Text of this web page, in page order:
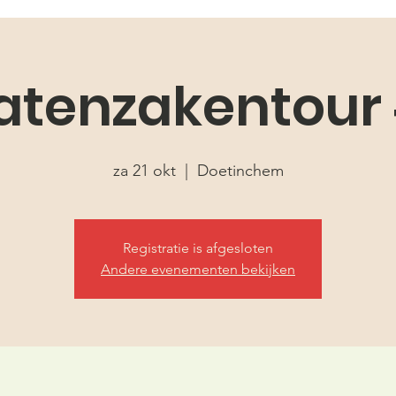
za 21 okt
  |
Doetinchem
Registratie is afgesloten
Andere evenementen bekijken